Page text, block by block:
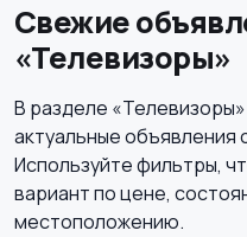
Свежие
«Телевизоры»
В разделе «Телевизоры»
актуальные объявления
Используйте фильтры,
вариант по цене,
местоположению.